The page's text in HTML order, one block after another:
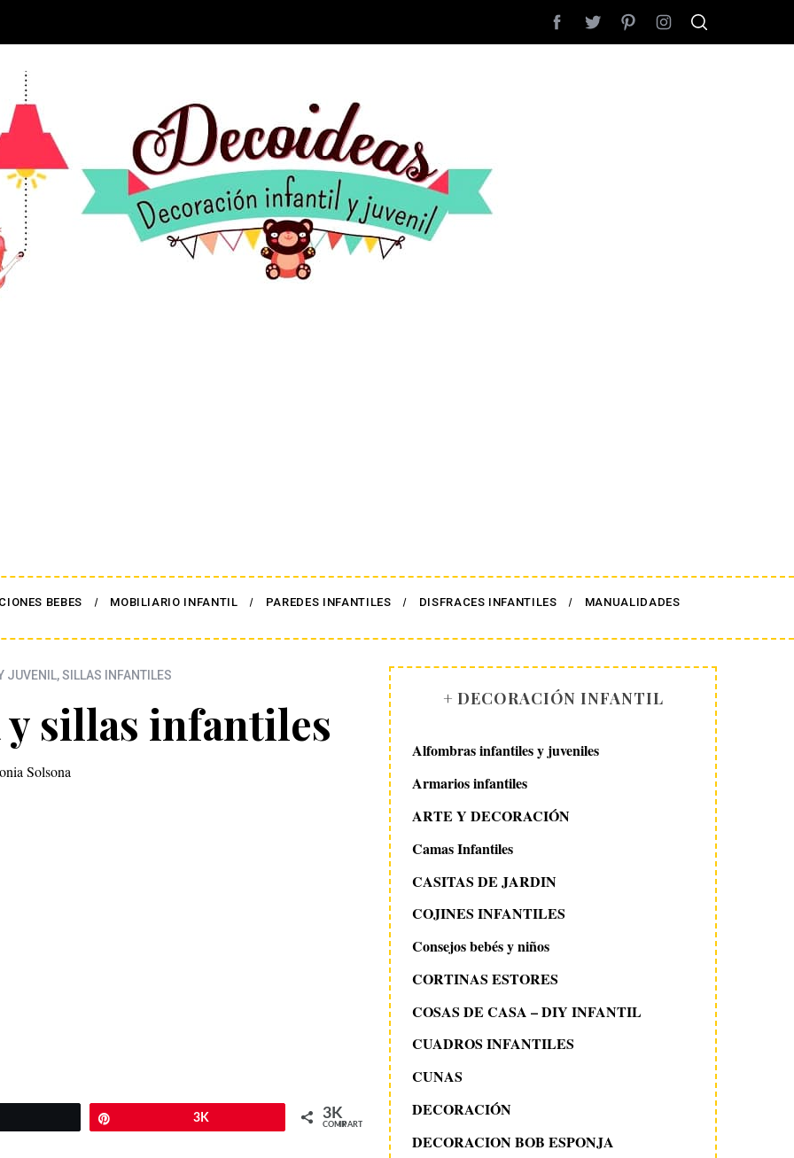
BEBES MOBILIARIO INFANTIL PAREDES INFANTILES DISFRACES INFANTILES MANUALIDADES
JUVENIL,SILLAS INFANTILES
sillas infantiles
Solsona
3K 3K
COMPARTIR
+ DECORACIÓN INFANTIL
Alfombras infantiles y juveniles
Armarios infantiles
ARTE Y DECORACIÓN
Camas Infantiles
CASITAS DE JARDIN
COJINES INFANTILES
Consejos bebés y niños
CORTINAS ESTORES
COSAS DE CASA – DIY INFANTIL
CUADROS INFANTILES
CUNAS
DECORACIÓN
DECORACION BOB ESPONJA